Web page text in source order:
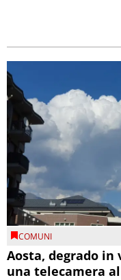
COMUNI
Aosta, degrado
una telecamera